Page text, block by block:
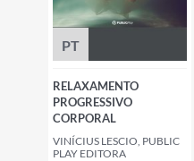
PT
RELAXAMENTO
PROGRESSIVO
CORPORAL
VINÍCIUS LESCIO, PUBLIC
PLAY EDITORA